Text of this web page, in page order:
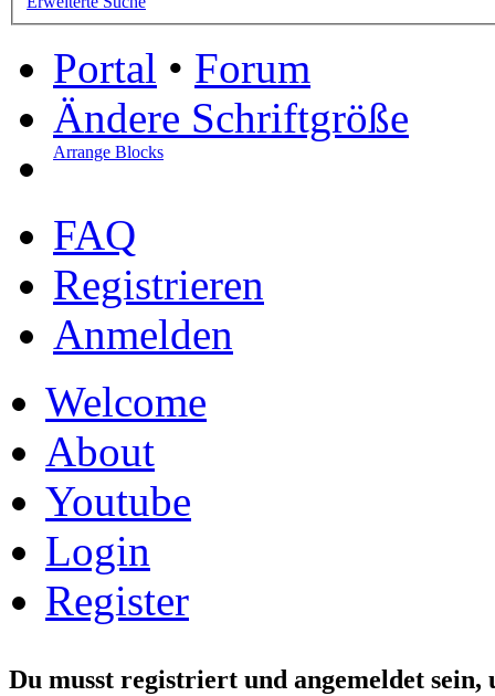
Portal • Forum
Ändere Schriftgröße
Arrange Blocks
FAQ
Registrieren
Anmelden
Welcome
About
Youtube
Login
Register
Du musst registriert und angemeldet sein,